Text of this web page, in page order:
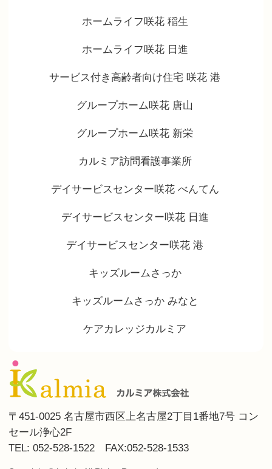
ホームライフ咲花 稲生
ホームライフ咲花 日進
サービス付き高齢者向け住宅 咲花 港
グループホーム咲花 唐山
グループホーム咲花 新栄
カルミア訪問看護事業所
デイサービスセンター咲花 べんてん
デイサービスセンター咲花 日進
デイサービスセンター咲花 港
キッズルームさっか
キッズルームさっか みなと
ケアカレッジカルミア
〒451-0025 名古屋市西区上名古屋2丁目1番地7号 コン
セール浄心2F
TEL: 052-528-1522 FAX:052-528-1533